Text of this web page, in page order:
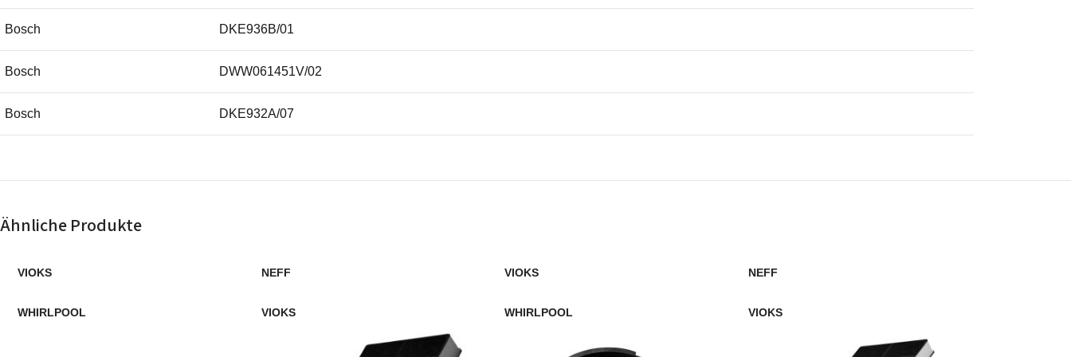
Electrolux
Electrolux
Electrolux
Bosch DKE936B/01
Bosch DWW061451V/02
Bosch DKE932A/07
Ähnliche Produkte
VIOKS
WHIRLPOOL
NEFF
VIOKS
VIOKS
WHIRLPOOL
NEFF
VIOKS